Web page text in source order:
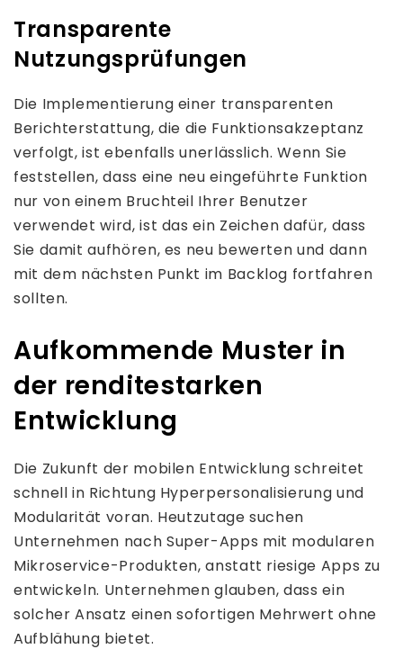
Transparente
Nutzungsprüfungen
Die Implementierung einer transparenten
Berichterstattung, die die Funktionsakzeptanz
verfolgt, ist ebenfalls unerlässlich. Wenn Sie
feststellen, dass eine neu eingeführte Funktion
nur von einem Bruchteil Ihrer Benutzer
verwendet wird, ist das ein Zeichen dafür, dass
Sie damit aufhören, es neu bewerten und dann
mit dem nächsten Punkt im Backlog fortfahren
sollten.
Aufkommende Muster in
der renditestarken
Entwicklung
Die Zukunft der mobilen Entwicklung schreitet
schnell in Richtung Hyperpersonalisierung und
Modularität voran. Heutzutage suchen
Unternehmen nach Super-Apps mit modularen
Mikroservice-Produkten, anstatt riesige Apps zu
entwickeln. Unternehmen glauben, dass ein
solcher Ansatz einen sofortigen Mehrwert ohne
Aufblähung bietet.